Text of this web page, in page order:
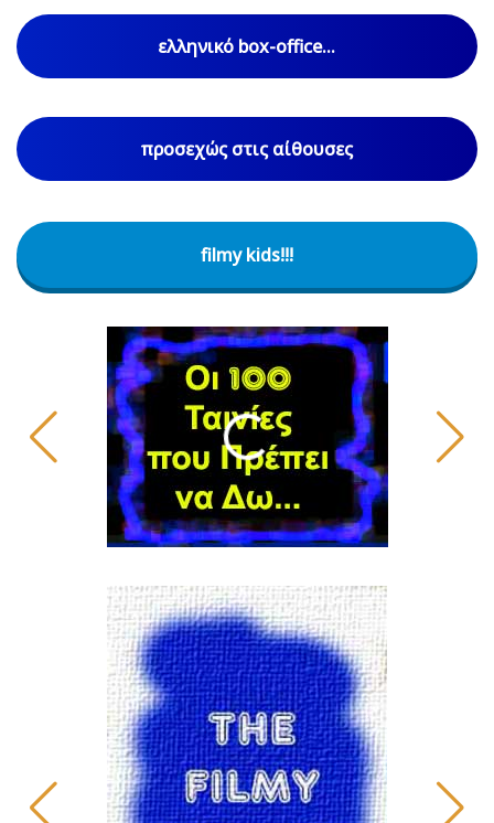
ελληνικό box-office...
προσεχώς στις αίθουσες
filmy kids!!!